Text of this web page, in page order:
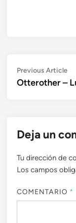
Navegación
de
Previous Article
Otterother –
Deja un
Tu dirección de
Los campos
COMENTARIO *